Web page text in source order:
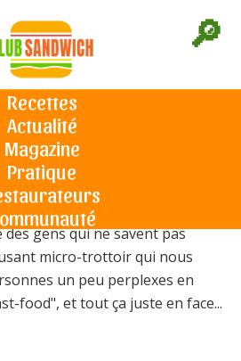
🔎
Recettes
Actualité
Magazine
Pratique
Ciné / TV
on des fast-food en
1984 ?
anodine à notre époque :
fast-food ?". Mais dans les
chaînes apparaissent tout juste
des gens qui ne savent pas
micro-trottoir qui nous
un peu perplexes en
food", et tout ça juste en face...